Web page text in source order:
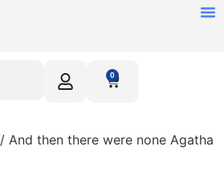
0
/ And then there were none Agatha